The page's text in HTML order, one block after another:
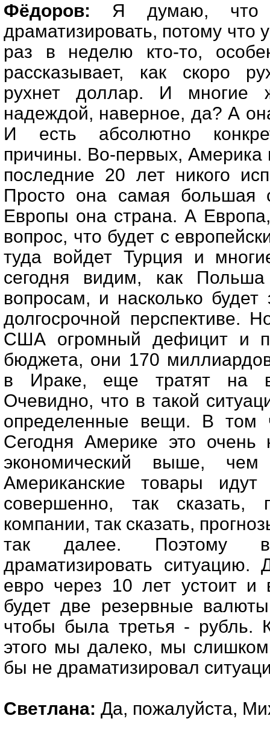
Фёдоров: Я думаю, что
драматизировать, потому что
раз в неделю кто-то,
рассказывает, как скоро
рухнет доллар. И многие
надеждой, наверное, да? А
И есть абсолютно
причины. Во-первых, Америка
последние 20 лет никого
Просто она самая большая
Европы она страна. А
вопрос, что будет с
туда войдет Турция и
сегодня видим, как
вопросам, и насколько
долгосрочной перспективе.
США огромный дефицит и
бюджета, они 170
в Ираке, еще тратят на
Очевидно, что в такой
определенные вещи. В том
Сегодня Америке это очень
экономический выше,
Американские товары
совершенно, так сказать,
компании, так сказать,
так далее. Поэтому
драматизировать ситуацию.
евро через 10 лет устоит и
будет две резервные
чтобы была третья - рубль.
этого мы далеко, мы
бы не драматизировал
Светлана: Да, пожалуйста,